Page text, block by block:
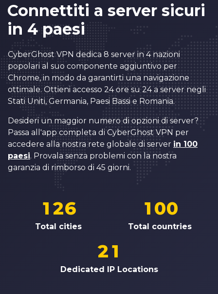
Connettiti a server sicuri
in 4 paesi
CyberGhost VPN dedica 8 server in 4 nazioni
popolari al suo componente aggiuntivo per
Chrome, in modo da garantirti una navigazione
ottimale. Ottieni accesso 24 ore su 24 a server negli
Stati Uniti, Germania, Paesi Bassi e Romania.
Desideri un maggior numero di opzioni di server?
Passa all'app completa di CyberGhost VPN per
accedere alla nostra rete globale di server in 100
paesi. Provala senza problemi con la nostra
garanzia di rimborso di 45 giorni.
1
2
1
2
3
4
5
6
7
8
9
0
2
3
5
6
5
6
7
8
9
0
1
2
3
4
6
7
Total cities
1
2
4
5
1
2
3
4
5
6
7
0
1
4
9
1
2
3
4
5
6
7
0
1
Total countries
2
3
0
1
2
3
4
5
6
1
2
Dedicated IP Locations